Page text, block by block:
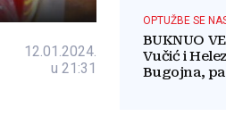
12.01.2024.
u 21:31
OPTUŽBE SE
BUKNUO
Vučić i
Bugojna,